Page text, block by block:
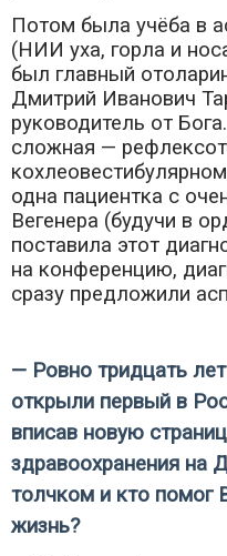
Потом была учёба в
(НИИ уха, горла и
был главный
Дмитрий Иванович
руководитель от
сложная —
одна пациентка с
Вегенера (будучи в
поставила этот
на конференцию,
сразу предложили
— Ровно тридцать
открыли первый в
вписав новую
здравоохранения на
толчком и кто помог
жизнь?